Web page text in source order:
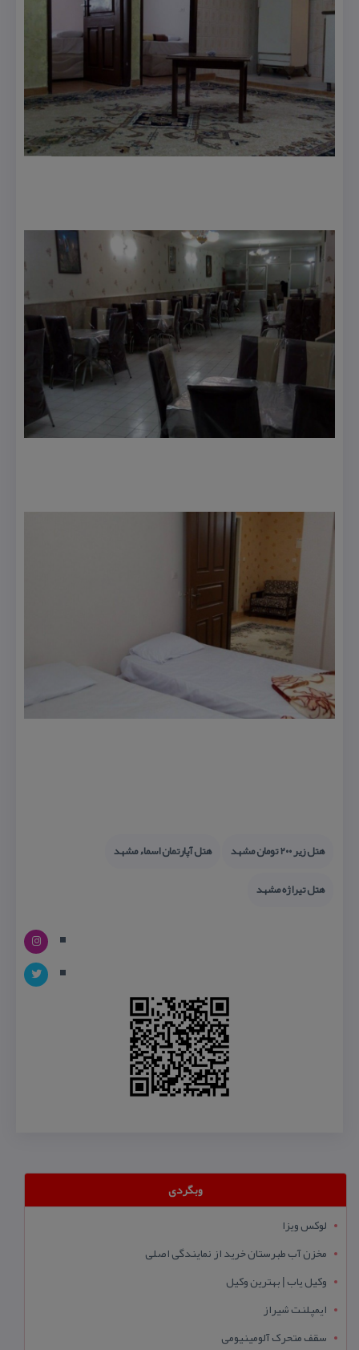
هتل زیر ۲۰۰ تومان مشهد
هتل آپارتمان اسماء مشهد
هتل تیراژه مشهد
وبگردی
لوکس ویزا
مخزن آب طبرستان خرید از نمایندگی اصلی
وکیل یاب | بهترین وکیل
ایمپلنت شیراز
سقف متحرک آلومینیومی